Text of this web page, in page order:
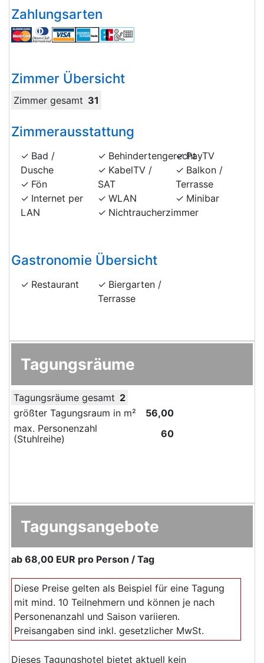
Zahlungsarten
Zimmer Übersicht
Zimmer gesamt 31
Zimmerausstattung
Bad /
Dusche
Fön
Internet per
LAN
Behindertengerecht
KabelTV /
SAT
WLAN
Nichtraucherzimmer
PayTV
Balkon /
Terrasse
Minibar
Gastronomie Übersicht
Restaurant
Biergarten /
Terrasse
Tagungsräume
Tagungsräume gesamt 2
größter Tagungsraum in m²
56,00
max. Personenzahl
(Stuhlreihe)
60
Tagungsangebote
ab 68,00 EUR pro Person / Tag
Diese Preise gelten als Beispiel für eine Tagung
mit mind. 10 Teilnehmern und können je nach
Personenanzahl und Saison variieren.
Preisangaben sind inkl. gesetzlicher MwSt.
Dieses Tagungshotel bietet aktuell kein